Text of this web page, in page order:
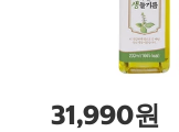
31,990원